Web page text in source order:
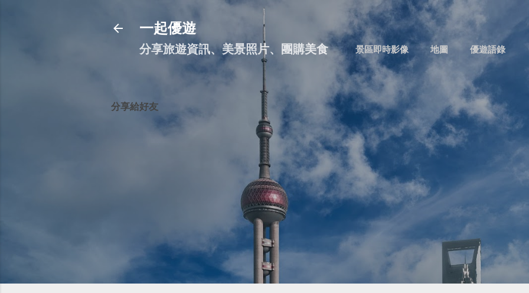
跳到主要內容
一起優遊
分享旅遊資訊、美景照片、團購美食 景區即時影像 地圖 優遊語錄
分享給好友